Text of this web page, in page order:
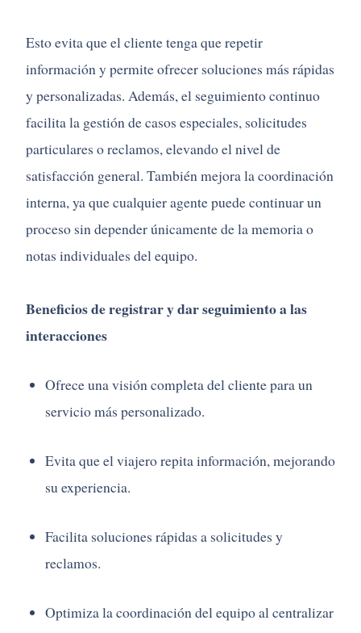
Esto evita que el cliente tenga que repetir
información y permite ofrecer soluciones más rápidas
y personalizadas. Además, el seguimiento continuo
facilita la gestión de casos especiales, solicitudes
particulares o reclamos, elevando el nivel de
satisfacción general. También mejora la coordinación
interna, ya que cualquier agente puede continuar un
proceso sin depender únicamente de la memoria o
notas individuales del equipo.
Beneficios de registrar y dar seguimiento a las
interacciones
Ofrece una visión completa del cliente para un
servicio más personalizado.
Evita que el viajero repita información, mejorando
su experiencia.
Facilita soluciones rápidas a solicitudes y
reclamos.
Optimiza la coordinación del equipo al centralizar